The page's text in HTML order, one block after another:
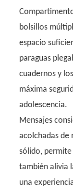
bolsillos
espacio
paraguas
cuadernos y
máxima
adolescencia.
Mensajes
acolchadas de
sólido,
también alivia
una